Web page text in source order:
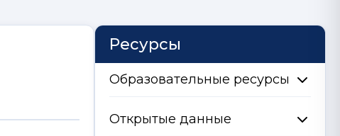
Ресурсы
Образовательные ресурсы
Открытые данные